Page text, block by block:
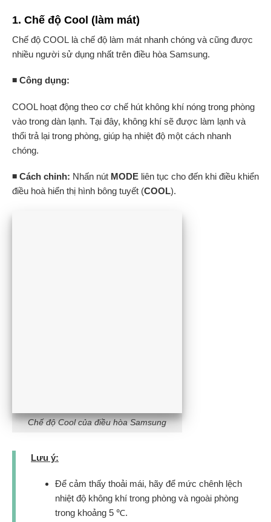
1. Chế độ Cool (làm mát)
Chế độ COOL là chế độ làm mát nhanh chóng và cũng được
nhiều người sử dụng nhất trên điều hòa Samsung.
◾ Công dụng:
COOL hoạt động theo cơ chế hút không khí nóng trong phòng
vào trong dàn lạnh. Tại đây, không khí sẽ được làm lạnh và
thổi trả lại trong phòng, giúp hạ nhiệt độ một cách nhanh
chóng.
◾ Cách chỉnh: Nhấn nút MODE liên tục cho đến khi điều khiển
điều hoà hiển thị hình bông tuyết (COOL).
Chế độ Cool của điều hòa Samsung
Lưu ý:
Để cảm thấy thoải mái, hãy để mức chênh lệch
nhiệt độ không khí trong phòng và ngoài phòng
trong khoảng 5 ℃.